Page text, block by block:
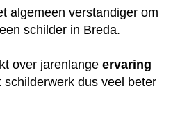
algemeen verstandiger om
schilder in Breda.
over jarenlange ervaring
schilderwerk dus veel beter